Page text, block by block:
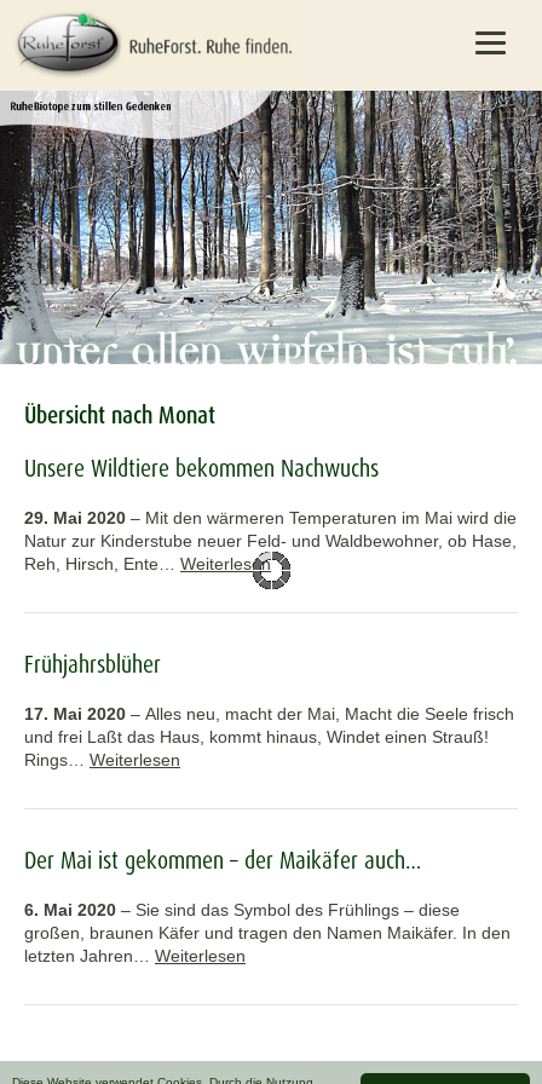
Übersicht nach Monat
Unsere Wildtiere bekommen Nachwuchs
29. Mai 2020 – Mit den wärmeren Temperaturen im Mai wird die
Natur zur Kinderstube neuer Feld- und Waldbewohner, ob Hase,
Reh, Hirsch, Ente… Weiterlesen
Frühjahrsblüher
17. Mai 2020 – Alles neu, macht der Mai, Macht die Seele frisch
und frei Laßt das Haus, kommt hinaus, Windet einen Strauß!
Rings… Weiterlesen
Der Mai ist gekommen – der Maikäfer auch…
6. Mai 2020 – Sie sind das Symbol des Frühlings – diese
großen, braunen Käfer und tragen den Namen Maikäfer. In den
letzten Jahren… Weiterlesen